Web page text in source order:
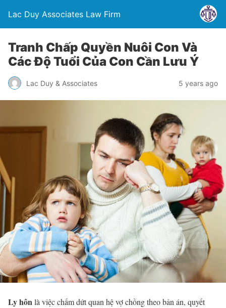
Lac Duy Associates Law Firm
Tranh Chấp Quyền Nuôi Con Và
Các Độ Tuổi Của Con Cần Lưu Ý
Lac Duy & Associates 5 years ago
Ly hôn là việc chấm dứt quan hệ vợ chồng theo bản án, quyết